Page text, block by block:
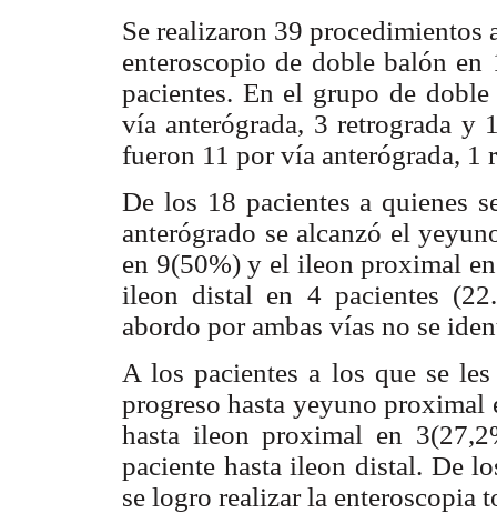
Se realizaron 39 procedimientos
enteroscopio de doble balón
pacientes. En el grupo de
vía anterógrada, 3 retrograda y
fueron 11 por vía anterógrada, 1
De los 18 pacientes a quienes
anterógrado se alcanzó el
en 9(50%) y el ileon proximal
ileon distal en 4 pacientes
abordo por ambas vías no se
A los pacientes a los que se
progreso hasta yeyuno
hasta ileon proximal en
paciente hasta ileon distal. De
se logro realizar la enteroscopia